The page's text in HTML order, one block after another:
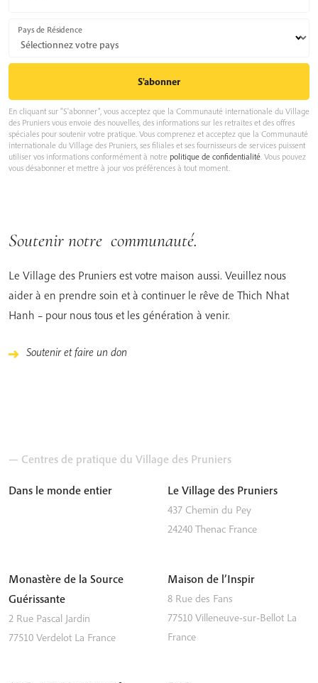
Pays de Résidence
En cliquant sur "S'abonner", vous acceptez que la Communauté internationale du Village
des Pruniers vous envoie des nouvelles, des informations sur les retraites et des offres
spéciales pour soutenir votre pratique. Vous comprenez et acceptez que la Communauté
internationale du Village des Pruniers, ses filiales et ses fournisseurs de services puissent
utiliser vos informations conformément à notre politique de confidentialité. Vous pouvez
vous désabonner et mettre à jour vos préférences à tout moment.
Soutenir notre communauté.
Le Village des Pruniers est votre maison aussi. Veuillez nous
aider à en prendre soin et à continuer le rêve de Thich Nhat
Hanh – pour nous tous et les génération à venir.
Soutenir et faire un don
— Centres de pratique du Village des Pruniers
Dans le monde entier Le Village des Pruniers
437 Chemin du Pey
24240 Thenac France
Monastère de la Source
Guérissante
2 Rue Pascal Jardin
77510 Verdelot La France
Maison de l’Inspir
8 Rue des Fans
77510 Villeneuve-sur-Bellot La
France